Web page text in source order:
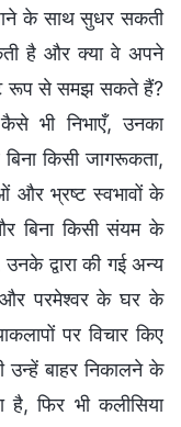
के साथ सुधर सकती
है और क्या वे अपने
रूप से समझ सकते हैं?
भी निभाएँ, उनका
किसी जागरूकता,
और भ्रष्ट स्वभावों के
बिना किसी संयम के
द्वारा की गई अन्य
और परमेश्वर के घर के
पर विचार किए
उन्हें बाहर निकालने के
है, फिर भी कलीसिया